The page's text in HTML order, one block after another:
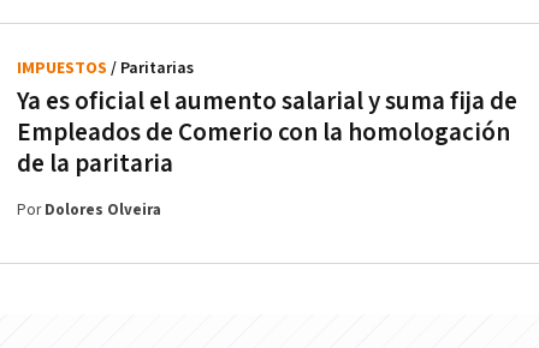
Ya es oficial el aumento salarial y suma fija de
Empleados de Comerio con la homologación
de la paritaria
IMPUESTOS / Paritarias
PorDolores Olveira